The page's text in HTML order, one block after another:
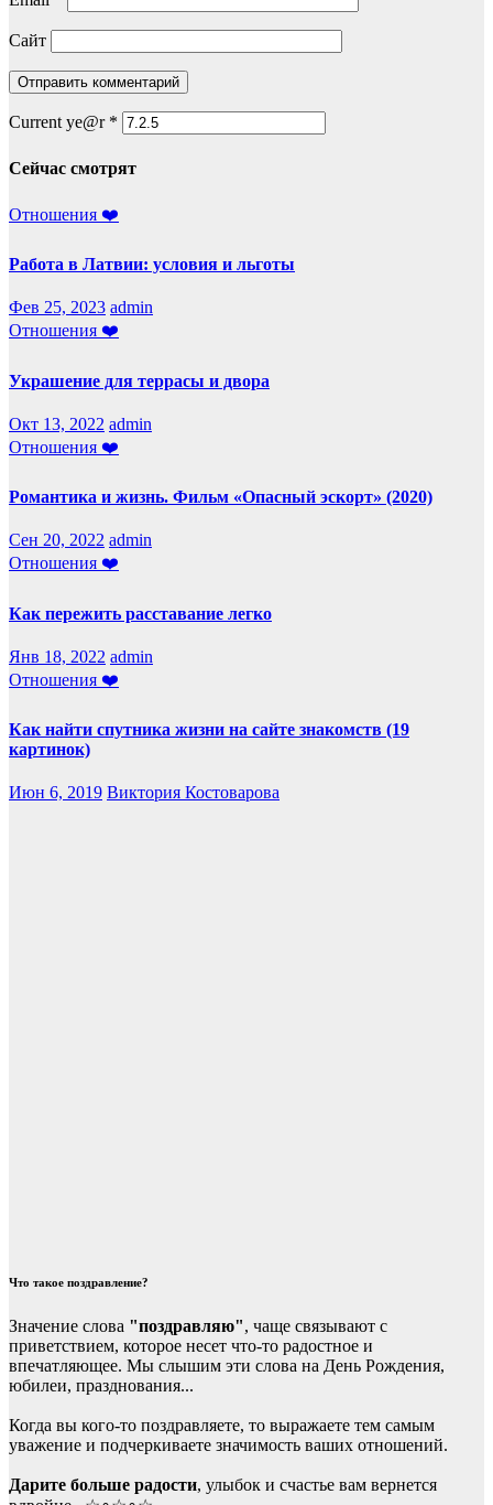
Сайт
Current ye@r *
Сейчас смотрят
Отношения ❤️
Работа в Латвии: условия и льготы
Фев 25, 2023 admin
Отношения ❤️
Украшение для террасы и двора
Окт 13, 2022 admin
Отношения ❤️
Романтика и жизнь. Фильм «Опасный эскорт» (2020)
Сен 20, 2022 admin
Отношения ❤️
Как пережить расставание легко
Янв 18, 2022 admin
Отношения ❤️
Как найти спутника жизни на сайте знакомств (19
картинок)
Июн 6, 2019 Виктория Костоварова
Что такое поздравление?
Значение слова "поздравляю", чаще связывают с
приветствием, которое несет что-то радостное и
впечатляющее. Мы слышим эти слова на День Рождения,
юбилеи, празднования...
Когда вы кого-то поздравляете, то выражаете тем самым
уважение и подчеркиваете значимость ваших отношений.
Дарите больше радости, улыбок и счастье вам вернется